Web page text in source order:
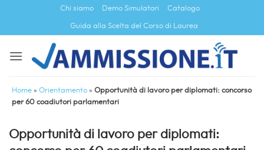
contenuti
Chi siamo Demo Simulatori Catalogo
Guida alla Scelta del Corso di Laurea
Home » Orientamento » Opportunità di lavoro per diplomati: concorso
per 60 coadiutori parlamentari
Opportunità di lavoro per diplomati: